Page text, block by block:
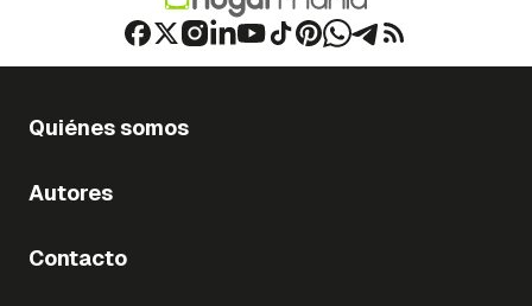
Quiénes somos
Autores
Contacto